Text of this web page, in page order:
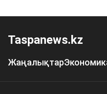
Taspanews.kz
Жаңалықтар